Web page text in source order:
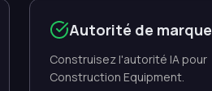
Autorité de marque
Construisez l'autorité IA pour
Construction Equipment.